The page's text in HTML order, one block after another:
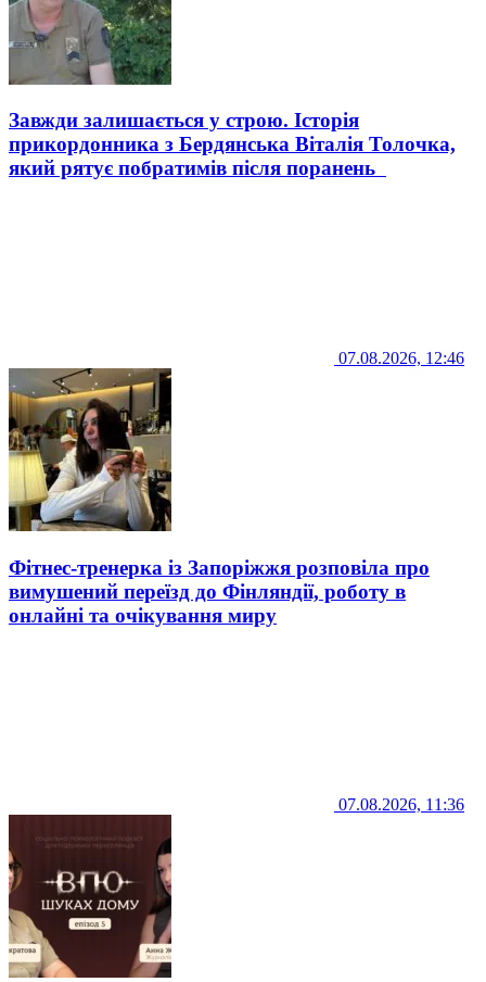
Завжди залишається у строю. Історія
прикордонника з Бердянська Віталія Толочка,
який рятує побратимів після поранень
07.08.2026, 12:46
Фітнес-тренерка із Запоріжжя розповіла про
вимушений переїзд до Фінляндії, роботу в
онлайні та очікування миру
07.08.2026, 11:36